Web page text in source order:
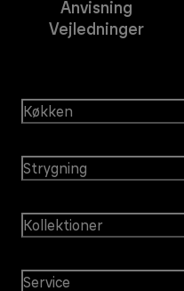
Anvisning
Vejledninger
Køkken
Strygning
Kollektioner
Service